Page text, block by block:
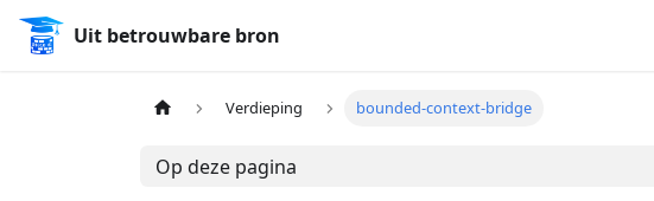
Uit betrouwbare bron
Verdieping bounded-context-bridge
Op deze pagina